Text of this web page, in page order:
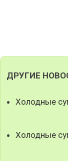
ДРУГИЕ
Холодные
Холодные